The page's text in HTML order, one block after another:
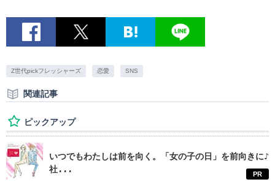
Z世代pickフレッシャーズ 恋愛 SNS
関連記事
ピックアップ
いつでもわたしは前を向く。「女の子の日」を前向きに♪
社...
PR